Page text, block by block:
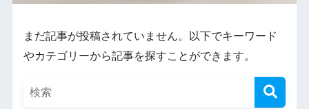
まだ記事が投稿されていません。以下でキーワード
やカテゴリーから記事を探すことができます。